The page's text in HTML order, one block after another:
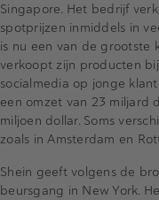
Singapore. Het bedrijf
spotprijzen inmiddels in
is nu een van de grootste
verkoopt zijn producten
socialmedia op jonge
een omzet van 23 miljard
miljoen dollar. Soms
zoals in Amsterdam en
Shein geeft volgens de
beursgang in New York.